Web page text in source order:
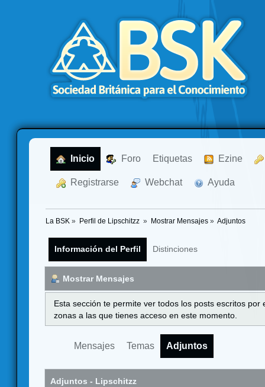
Inicio Foro Etiquetas Ezine
Registrarse Webchat Ayuda
La BSK » Perfil de Lipschitzz » Mostrar Mensajes» Adjuntos
Información del Perfil Distinciones
Mostrar Mensajes
Esta sección te permite ver todos los posts escritos
zonas a las que tienes acceso en este momento.
Mensajes Temas Adjuntos
Adjuntos - Lipschitzz